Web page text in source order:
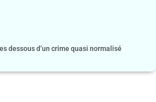
dessous d’un crime quasi normalisé